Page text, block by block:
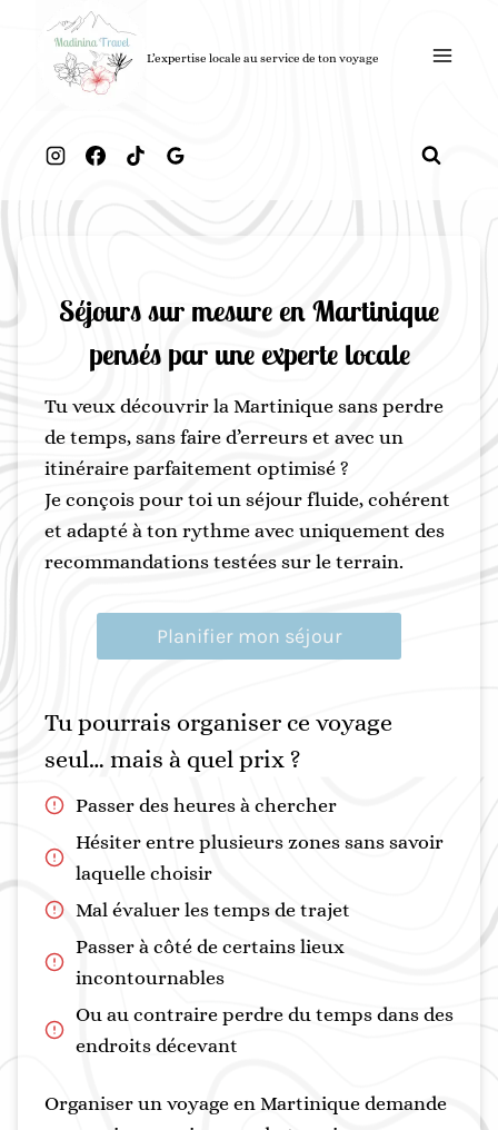
contenu
L’expertise locale au service de ton voyage
Séjours sur mesure en Martinique
pensés par une experte locale
Tu veux découvrir la Martinique sans perdre
de temps, sans faire d’erreurs et avec un
itinéraire parfaitement optimisé ?
Je conçois pour toi un séjour fluide, cohérent
et adapté à ton rythme avec uniquement des
recommandations testées sur le terrain.
Planifier mon séjour
Tu pourrais organiser ce voyage
seul… mais à quel prix ?
Passer des heures à chercher
Hésiter entre plusieurs zones sans savoir
laquelle choisir
Mal évaluer les temps de trajet
Passer à côté de certains lieux
incontournables
Ou au contraire perdre du temps dans des
endroits décevant
Organiser un voyage en Martinique demande